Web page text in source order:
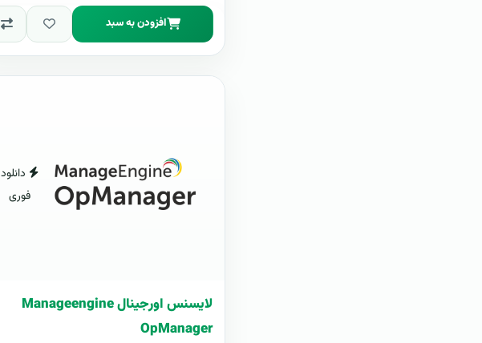
افزودن به سبد
دانلود
فوری
لایسنس اورجینال Manageengine
OpManager